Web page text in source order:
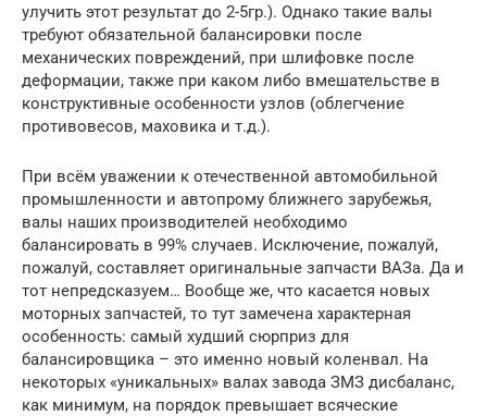
улучить этот результат до 2-5гр.). Однако такие валы
требуют обязательной балансировки после
механических повреждений, при шлифовке после
деформации, также при каком либо вмешательстве в
конструктивные особенности узлов (облегчение
противовесов, маховика и т.д.).
При всём уважении к отечественной автомобильной
промышленности и автопрому ближнего зарубежья,
валы наших производителей необходимо
балансировать в 99% случаев. Исключение, пожалуй,
пожалуй, составляет оригинальные запчасти ВАЗа. Да и
тот непредсказуем… Вообще же, что касается новых
моторных запчастей, то тут замечена характерная
особенность: самый худший сюрприз для
балансировщика – это именно новый коленвал. На
некоторых «уникальных» валах завода ЗМЗ дисбаланс,
как минимум, на порядок превышает всяческие